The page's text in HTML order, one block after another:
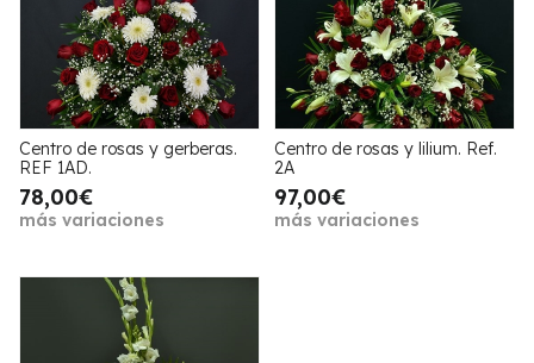
Centro de rosas y gerberas.
REF 1AD.
78,00€
más variaciones
Centro de rosas y lilium. Ref.
2A
97,00€
más variaciones